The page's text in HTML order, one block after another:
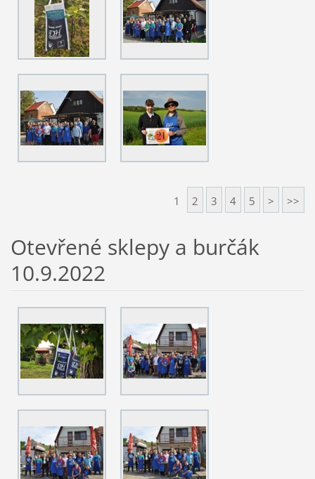
1 2 3 4 5 > >>
Otevřené sklepy a burčák
10.9.2022